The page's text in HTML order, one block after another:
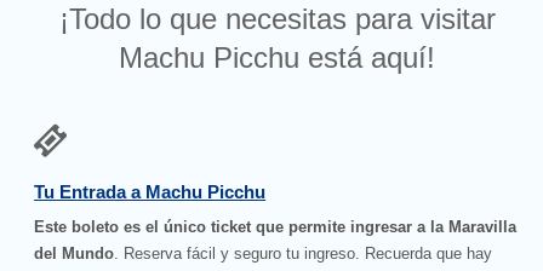
¡Todo lo que necesitas para visitar
Machu Picchu está aquí!
Tu Entrada a Machu Picchu
Este boleto es el único ticket que permite ingresar a la Maravilla
del Mundo . Reserva fácil y seguro tu ingreso. Recuerda que hay